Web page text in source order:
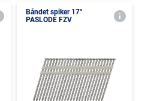
Båndet spiker 17°
PASLODE FZV